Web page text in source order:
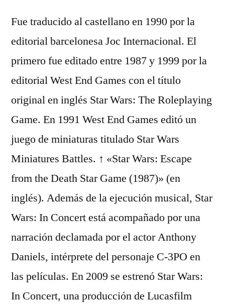
Fue traducido al castellano en 1990 por la
editorial barcelonesa Joc Internacional. El
primero fue editado entre 1987 y 1999 por la
editorial West End Games con el título
original en inglés Star Wars: The Roleplaying
Game. En 1991 West End Games editó un
juego de miniaturas titulado Star Wars
Miniatures Battles. ↑ «Star Wars: Escape
from the Death Star Game (1987)» (en
inglés). Además de la ejecución musical, Star
Wars: In Concert está acompañado por una
narración declamada por el actor Anthony
Daniels, intérprete del personaje C-3PO en
las películas. En 2009 se estrenó Star Wars:
In Concert, una producción de Lucasfilm